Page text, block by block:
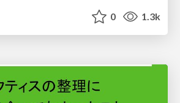
0 1.3k